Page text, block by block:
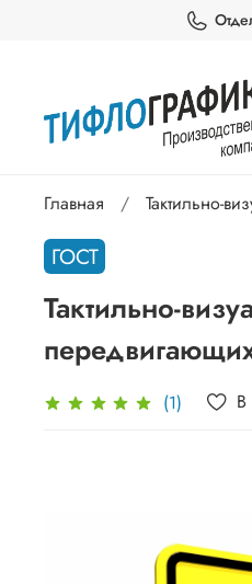
Главная Тактильно-
ГОСТ
Тактильно-
(1) В